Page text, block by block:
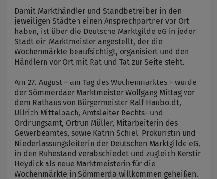
Damit Markthändler und Standbetreiber in den
jeweiligen Städten einen Ansprechpartner vor Ort
haben, ist über die Deutsche Marktgilde eG in jeder
Stadt ein Marktmeister angestellt, der die
Wochenmärkte beaufsichtigt, organisiert und den
Händlern vor Ort mit Rat und Tat zur Seite steht.
Am 27. August – am Tag des Wochenmarktes – wurde
der Sömmerdaer Marktmeister Wolfgang Mittag vor
dem Rathaus von Bürgermeister Ralf Hauboldt,
Ullrich Mittelbach, Amtsleiter Rechts- und
Ordnungsamt, Ortrun Müller, Mitarbeiterin des
Gewerbeamtes, sowie Katrin Schiel, Prokuristin und
Niederlassungsleiterin der Deutschen Marktgilde eG,
in den Ruhestand verabschiedet und zugleich Kerstin
Heydick als neue Marktmeisterin für die
Wochenmärkte in Sömmerda willkommen geheißen.